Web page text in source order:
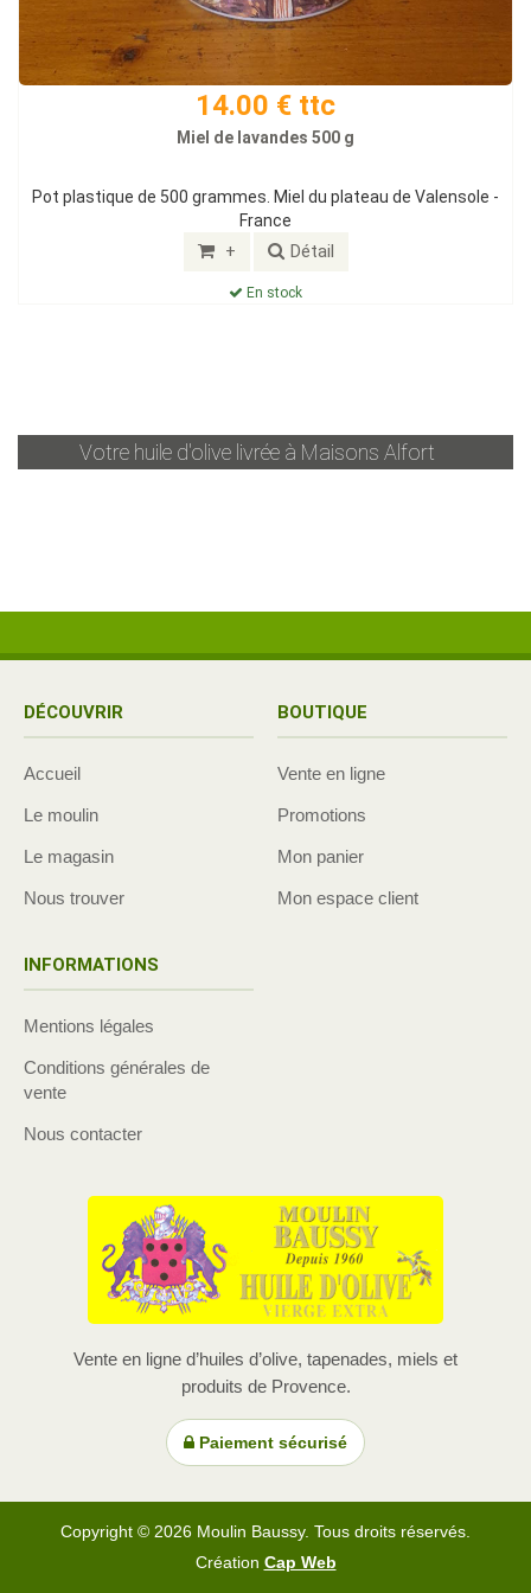
14.00 € ttc
Miel de lavandes 500 g
Pot plastique de 500 grammes. Miel du plateau de Valensole -
France
+ Détail
En stock
Votre huile d'olive livrée à Maisons Alfort
DÉCOUVRIR
Accueil
Le moulin
Le magasin
Nous trouver
BOUTIQUE
Vente en ligne
Promotions
Mon panier
Mon espace client
INFORMATIONS
Mentions légales
Conditions générales de
vente
Nous contacter
Vente en ligne d’huiles d’olive, tapenades, miels et
produits de Provence.
Paiement sécurisé
Copyright © 2026 Moulin Baussy. Tous droits réservés.
Création Cap Web